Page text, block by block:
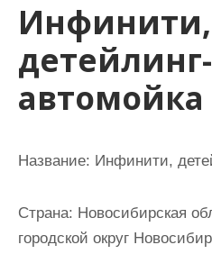
Инфинити,
детейлинг-
автомойка
Название: Инфинити,
Страна: Новосибирская
городской округ